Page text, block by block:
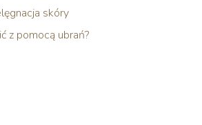
skóry
z pomocą ubrań?